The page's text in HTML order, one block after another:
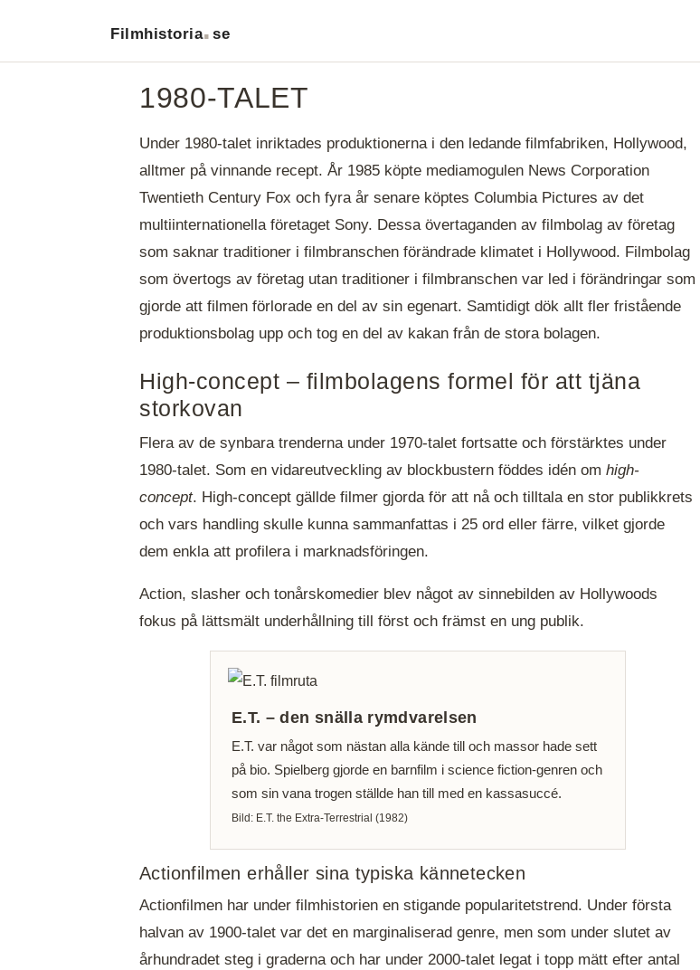
Filmhistoria.se
1980-TALET
Under 1980-talet inriktades produktionerna i den ledande filmfabriken, Hollywood,
alltmer på vinnande recept. År 1985 köpte mediamogulen News Corporation
Twentieth Century Fox och fyra år senare köptes Columbia Pictures av det
multiinternationella företaget Sony. Dessa övertaganden av filmbolag av företag
som saknar traditioner i filmbranschen förändrade klimatet i Hollywood. Filmbolag
som övertogs av företag utan traditioner i filmbranschen var led i förändringar som
gjorde att filmen förlorade en del av sin egenart. Samtidigt dök allt fler fristående
produktionsbolag upp och tog en del av kakan från de stora bolagen.
High-concept – filmbolagens formel för att tjäna
storkovan
Flera av de synbara trenderna under 1970-talet fortsatte och förstärktes under
1980-talet. Som en vidareutveckling av blockbustern föddes idén om high-
concept. High-concept gällde filmer gjorda för att nå och tilltala en stor publikkrets
och vars handling skulle kunna sammanfattas i 25 ord eller färre, vilket gjorde
dem enkla att profilera i marknadsföringen.
Action, slasher och tonårskomedier blev något av sinnebilden av Hollywoods
fokus på lättsmält underhållning till först och främst en ung publik.
E.T. – den snälla rymdvarelsen
E.T. var något som nästan alla kände till och massor hade sett
på bio. Spielberg gjorde en barnfilm i science fiction-genren och
som sin vana trogen ställde han till med en kassasuccé.
Bild: E.T. the Extra-Terrestrial (1982)
Actionfilmen erhåller sina typiska kännetecken
Actionfilmen har under filmhistorien en stigande popularitetstrend. Under första
halvan av 1900-talet var det en marginaliserad genre, men som under slutet av
århundradet steg i graderna och har under 2000-talet legat i topp mätt efter antal